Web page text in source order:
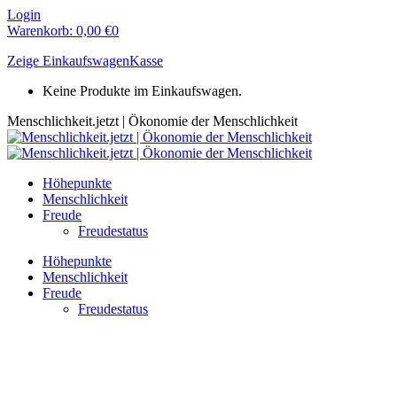
Zum
Inhalt
Login
Warenkorb: 0,00 €0
Zeige EinkaufswagenKasse
Keine Produkte im Einkaufswagen.
Menschlichkeit.jetzt | Ökonomie der Menschlichkeit
Höhepunkte
Menschlichkeit
Freude
Freudestatus
Höhepunkte
Menschlichkeit
Freude
Freudestatus